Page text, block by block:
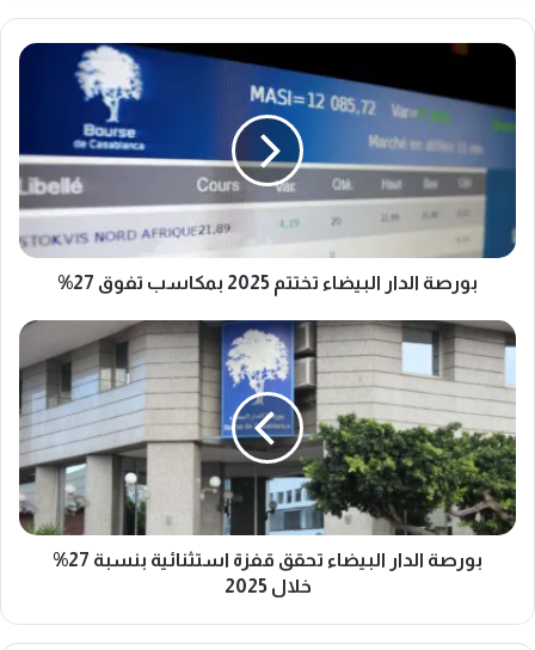
بورصة
البيضاء
تختتم
بمكاسب
27%
بورصة الدار البيضاء تختتم 2025 بمكاسب تفوق 27%
بورصة
الدار
البيضاء
تحقق
قفزة
استثنائية
بنسبة
27%
خلال
بورصة الدار البيضاء تحقق قفزة استثنائية بنسبة 27%
خلال 2025